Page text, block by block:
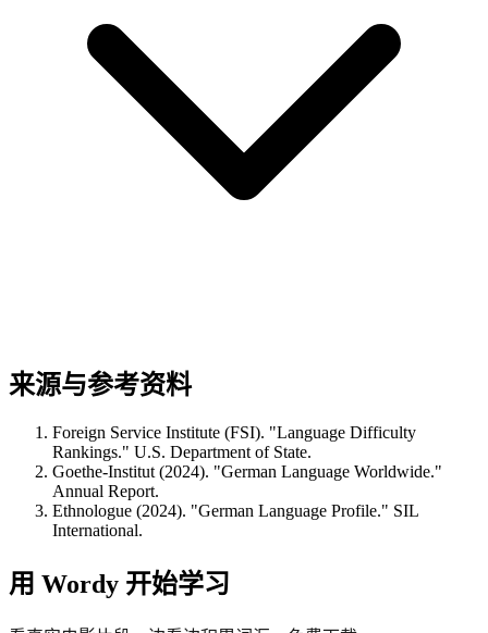
来源与参考资料
Foreign Service Institute (FSI). "Language Difficulty
Rankings." U.S. Department of State.
Goethe-Institut (2024). "German Language Worldwide."
Annual Report.
Ethnologue (2024). "German Language Profile." SIL
International.
用 Wordy 开始学习